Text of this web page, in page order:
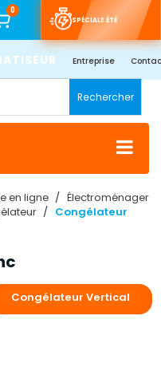
0
SPÉCIALE ÉTÉ
Entreprise
Rechercher
en ligne
Électroménager
Congélateur
Congélateur Vertical